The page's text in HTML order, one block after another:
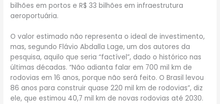
bilhões em portos e R$ 33 bilhões em infraestrutura
aeroportuária.
O valor estimado não representa o ideal de investimento,
mas, segundo Flávio Abdalla Lage, um dos autores da
pesquisa, aquilo que seria “factível”, dado o histórico nas
últimas décadas. “Não adianta falar em 700 mil km de
rodovias em 16 anos, porque não será feito. O Brasil levou
86 anos para construir quase 220 mil km de rodovias”, diz
ele, que estimou 40,7 mil km de novas rodovias até 2030.